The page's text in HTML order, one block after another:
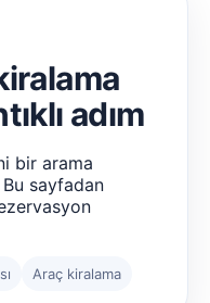
adım
bir arama
sayfadan
Araç kiralama